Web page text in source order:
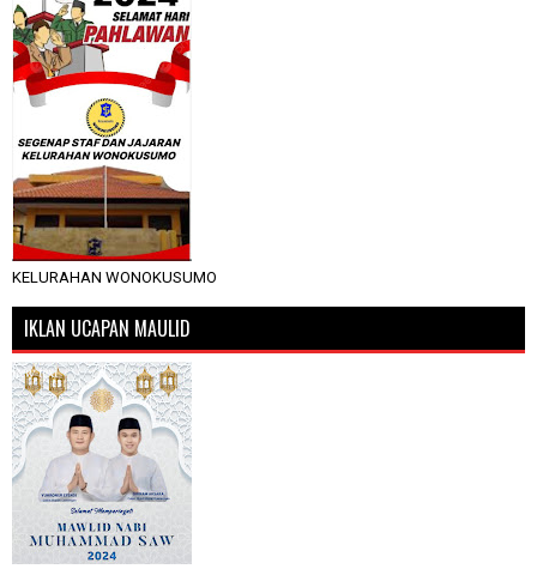
KELURAHAN WONOKUSUMO
IKLAN UCAPAN MAULID